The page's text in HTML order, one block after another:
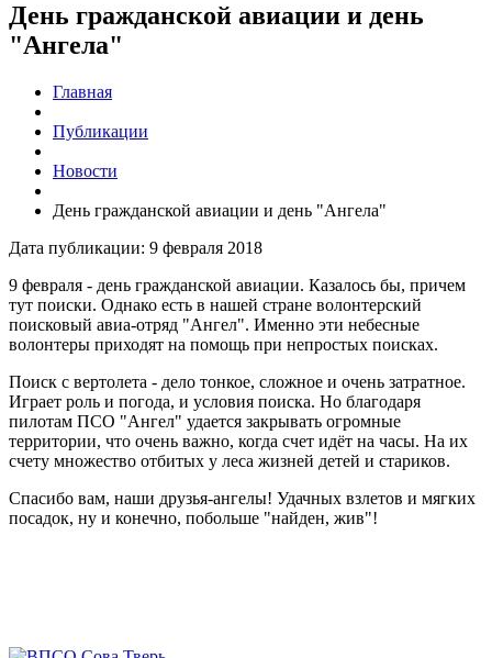
День гражданской авиации и день
"Ангела"
Главная
Публикации
Новости
День гражданской авиации и день "Ангела"
Дата публикации: 9 февраля 2018
9 февраля - день гражданской авиации. Казалось бы, причем
тут поиски. Однако есть в нашей стране волонтерский
поисковый авиа-отряд "Ангел". Именно эти небесные
волонтеры приходят на помощь при непростых поисках.
Поиск с вертолета - дело тонкое, сложное и очень затратное.
Играет роль и погода, и условия поиска. Но благодаря
пилотам ПСО "Ангел" удается закрывать огромные
территории, что очень важно, когда счет идёт на часы. На их
счету множество отбитых у леса жизней детей и стариков.
Спасибо вам, наши друзья-ангелы! Удачных взлетов и мягких
посадок, ну и конечно, побольше "найден, жив"!